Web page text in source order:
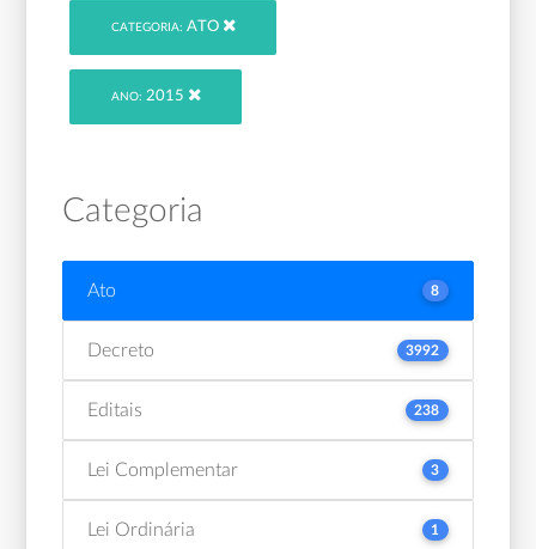
CATEGORIA: ATO
ANO: 2015
Categoria
Ato 8
Decreto 3992
Editais 238
Lei Complementar 3
Lei Ordinária 1